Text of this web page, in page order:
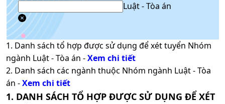
Luật - Tòa án
1. Danh sách tổ hợp được sử dụng để xét tuyển Nhóm
ngành Luật - Tòa án -Xem chi tiết
2. Danh sách các ngành thuộc Nhóm ngành Luật - Tòa
án -Xem chi tiết
1. DANH SÁCH TỔ HỢP ĐƯỢC SỬ DỤNG ĐỂ XÉT